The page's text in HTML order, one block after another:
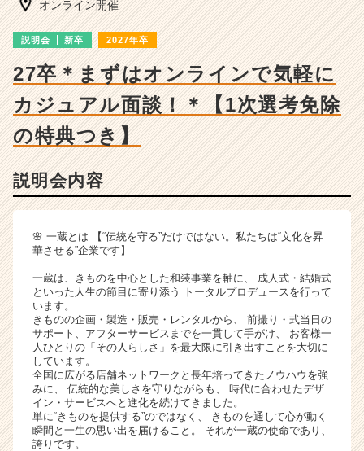
か
ら
ス
カ
ウ
ト
イ
チ
ア
ャ
リ
（C
h
e
e
オンライン開催
説明会 新卒 2027年卒
27卒＊まずはオンラインで気軽に
カジュアル面談！＊【1次選考免除
の特典つき】
説明会内容
🌸 一蔵とは 【“伝統を守る”だけではない。私たちは“文化を昇
華させる”企業です】
一蔵は、きものを中心とした和装事業を軸に、 成人式・結婚式
といった人生の節目に寄り添う トータルプロデュースを行って
います。
きものの企画・製造・販売・レンタルから、 前撮り・式当日の
サポート、アフターサービスまでを一貫して手がけ、 お客様一
人ひとりの「その人らしさ」を最大限に引き出すことを大切に
しています。
全国に広がる店舗ネットワークと長年培ってきたノウハウを強
みに、 伝統的な美しさを守りながらも、 時代に合わせたデザ
イン・サービスへと進化を続けてきました。
単に“きものを提供する”のではなく、 きものを通して心が動く
瞬間と一生の思い出を届けること。 それが一蔵の使命であり、
誇りです。